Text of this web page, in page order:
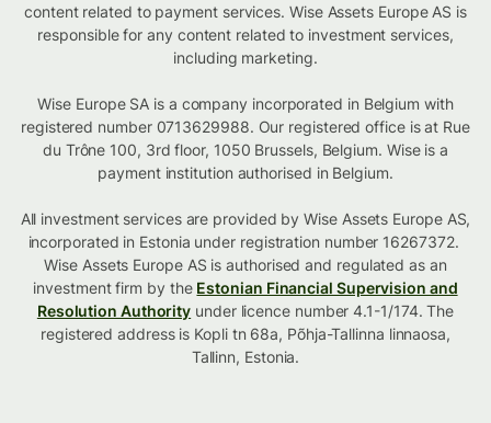
content related to payment services. Wise Assets Europe AS is
responsible for any content related to investment services,
including marketing.
Wise Europe SA is a company incorporated in Belgium with
registered number 0713629988. Our registered office is at Rue
du Trône 100, 3rd floor, 1050 Brussels, Belgium. Wise is a
payment institution authorised in Belgium.
All investment services are provided by Wise Assets Europe AS,
incorporated in Estonia under registration number 16267372.
Wise Assets Europe AS is authorised and regulated as an
investment firm by the Estonian Financial Supervision and
Resolution Authority under licence number 4.1-1/174. The
registered address is Kopli tn 68a, Põhja-Tallinna linnaosa,
Tallinn, Estonia.